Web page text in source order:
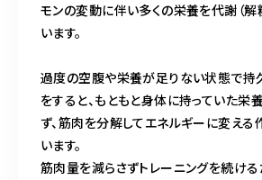
モンの変動に伴い多くの栄養を代謝（解
います。
過度の空腹や栄養が足りない状態で持
をすると、もともと身体に持っていた栄
ず、筋肉を分解してエネルギーに変え
います。
筋肉量を減らさずトレーニングを続け